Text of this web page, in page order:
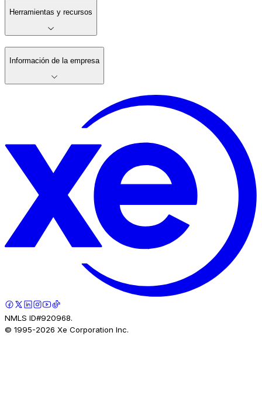
Herramientas y recursos
Información de la empresa
NMLS ID#920968.
© 1995-2026 Xe Corporation Inc.